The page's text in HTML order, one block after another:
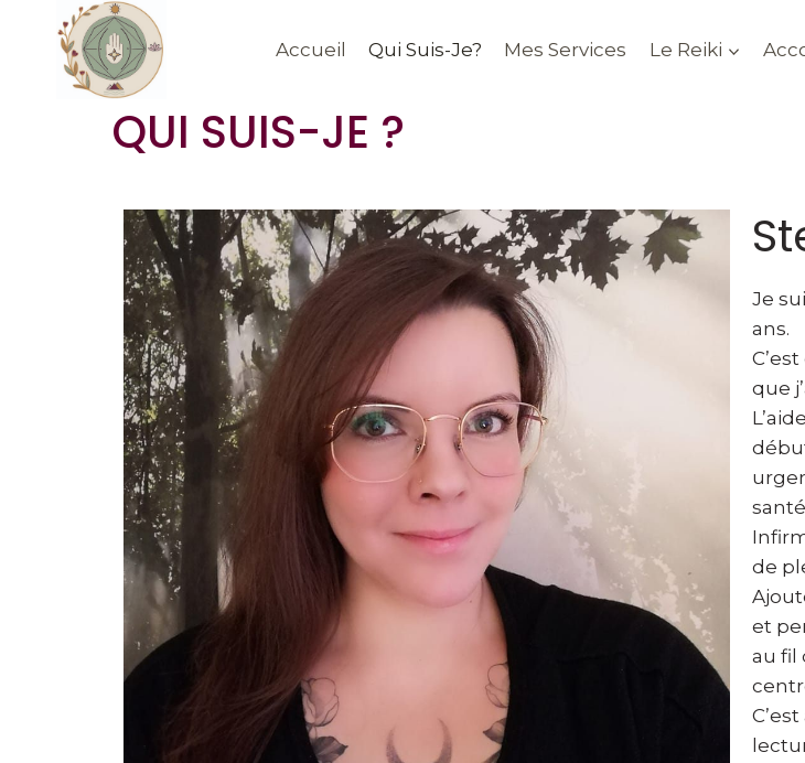
Accueil Qui Suis-Je? Mes Services Le Reiki
QUI SUIS-JE ?
Je
ans.
que
de
et
au fil